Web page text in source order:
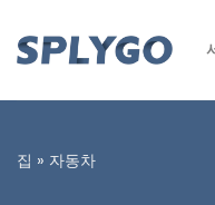
로
집 » 자동차